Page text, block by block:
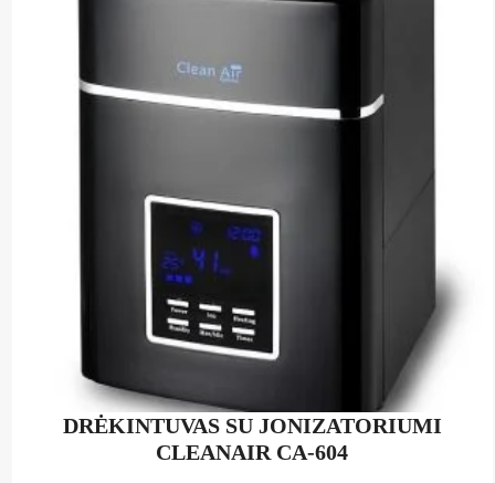
DRĖKINTUVAS SU JONIZATORIUMI
CLEANAIR CA-604